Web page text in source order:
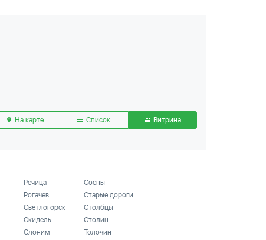
На карте Список Витрина
Речица
Рогачев
Светлогорск
Скидель
Слоним
Сосны
Старые дороги
Столбцы
Столин
Толочин